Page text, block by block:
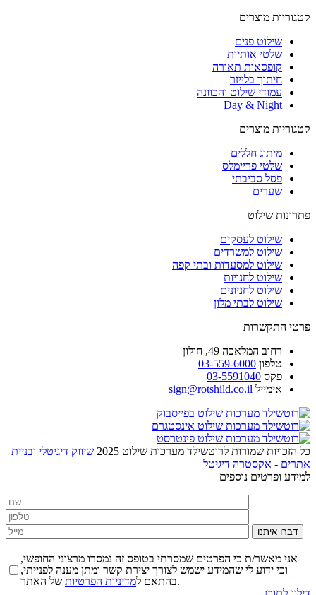
קטגוריות מוצרים
שילוט פנים
שלטי אותיות
קופסאות תאורה
חיתוך בלייזר
עמודי שילוט והכוונה
Day & Night
קטגוריות מוצרים
מיתוג חללים
שלטי פריימלס
פסל סביבתי
שערים
פתרונות שילוט
שילוט לעסקים
שילוט למשרדים
שילוט למסעדות ובתי קפה
שילוט לחנויות
שילוט לחניונים
שילוט לבתי מלון
פרטי התקשרות
רחוב המלאכה 49, חולון
טלפון 03-559-6000
פקס 03-5591040
אימייל sign@rotshild.co.il
כל הזכויות שמורות לרוטשילד מערכות שילוט 2025
שיווק דיגיטלי ובניית
אתרים - אקסטרה דיגיטל
למידע ופרטים נוספים
דברו איתנו
אני מאשר/ת כי הפרטים שמסרתי בטופס זה נמסרו מרצוני החופשי,
וכי ידוע לי שהמידע ישמש לצורך יצירת קשר ומתן מענה לפנייתי,
בהתאם למדיניות הפרטיות
של האתר.